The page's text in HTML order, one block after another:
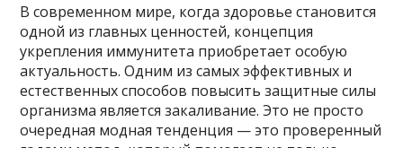
В современном мире, когда здоровье становится
одной из главных ценностей, концепция
укрепления иммунитета приобретает особую
актуальность. Одним из самых эффективных и
естественных способов повысить защитные силы
организма является закаливание. Это не просто
очередная модная тенденция — это проверенный